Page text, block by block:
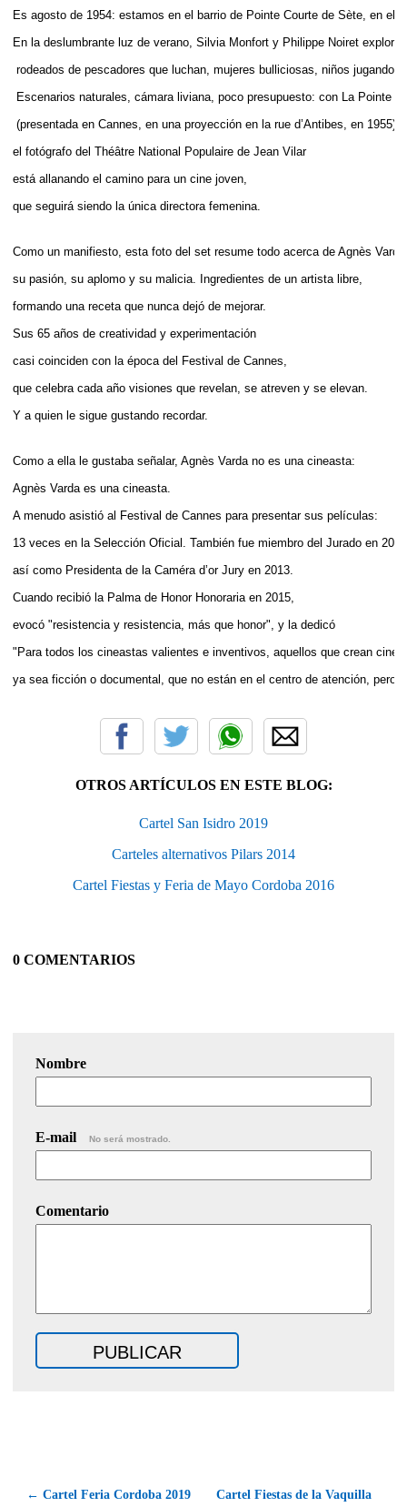
Es agosto de 1954: estamos en el barrio de Pointe Courte de Sète, en el
En la deslumbrante luz de verano, Silvia Monfort y Philippe Noiret
rodeados de pescadores que luchan, mujeres bulliciosas, niños jugando
Escenarios naturales, cámara liviana, poco presupuesto: con La Pointe
(presentada en Cannes, en una proyección en la rue d’Antibes, en 1955),
el fotógrafo del Théâtre National Populaire de Jean Vilar
está allanando el camino para un cine joven,
que seguirá siendo la única directora femenina.
Como un manifiesto, esta foto del set resume todo acerca de Agnès
su pasión, su aplomo y su malicia. Ingredientes de un artista libre,
formando una receta que nunca dejó de mejorar.
Sus 65 años de creatividad y experimentación
casi coinciden con la época del Festival de Cannes,
que celebra cada año visiones que revelan, se atreven y se elevan.
Y a quien le sigue gustando recordar.
Como a ella le gustaba señalar, Agnès Varda no es una cineasta:
Agnès Varda es una cineasta.
A menudo asistió al Festival de Cannes para presentar sus películas:
13 veces en la Selección Oficial. También fue miembro del Jurado en
así como Presidenta de la Caméra d’or Jury en 2013.
Cuando recibió la Palma de Honor Honoraria en 2015,
evocó "resistencia y resistencia, más que honor", y la dedicó
"Para todos los cineastas valientes e inventivos, aquellos que crean cine
ya sea ficción o documental, que no están en el centro de atención, pero
OTROS ARTÍCULOS EN ESTE BLOG:
Cartel San Isidro 2019
Carteles alternativos Pilars 2014
Cartel Fiestas y Feria de Mayo Cordoba 2016
0 COMENTARIOS
Nombre
E-mail No será mostrado.
Comentario
← Cartel Feria Cordoba 2019 Cartel Fiestas de la Vaquilla